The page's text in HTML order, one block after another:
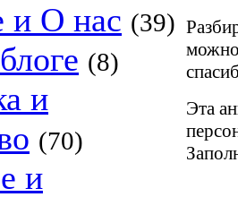
и О нас (39)
(8)
и
(70)
и
можно
Эта